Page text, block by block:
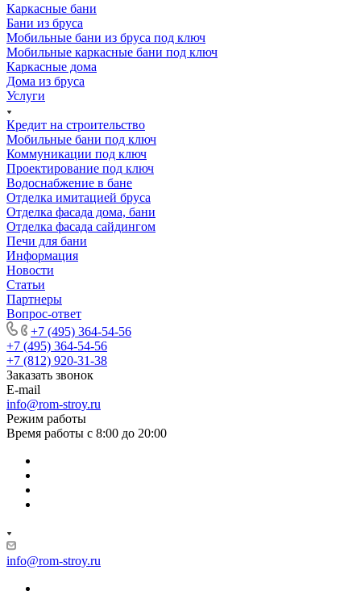
Каркасные бани
Бани из бруса
Мобильные бани из бруса под ключ
Мобильные каркасные бани под ключ
Каркасные дома
Дома из бруса
Услуги
Кредит на строительство
Мобильные бани под ключ
Коммуникации под ключ
Проектирование под ключ
Водоснабжение в бане
Отделка имитацией бруса
Отделка фасада дома, бани
Отделка фасада сайдингом
Печи для бани
Информация
Новости
Статьи
Партнеры
Вопрос-ответ
+7 (495) 364-54-56
+7 (495) 364-54-56
+7 (812) 920-31-38
Заказать звонок
E-mail
info@rom-stroy.ru
Режим работы
Время работы с 8:00 до 20:00
info@rom-stroy.ru